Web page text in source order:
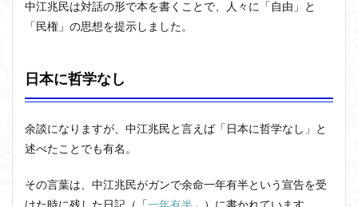
中江兆民は対話の形で本を書くことで、人々に「自由」と
「民権」の思想を提示しました。
日本に哲学なし
余談になりますが、中江兆民と言えば「日本に哲学なし」と
述べたことでも有名。
その言葉は、中江兆民がガンで余命一年有半という宣告を受
けた時に残した日記（「一年有半」 ）に書かれています。